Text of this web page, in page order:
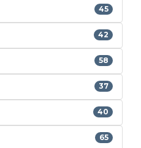
45
42
58
37
40
65